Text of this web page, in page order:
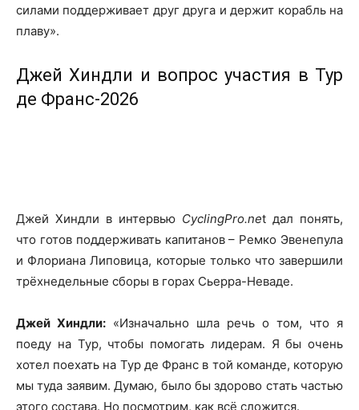
силами поддерживает друг друга и держит корабль на
плаву».
Джей Хиндли и вопрос участия в Тур
де Франс-2026
Джей Хиндли в интервью CyclingPro.net дал понять,
что готов поддерживать капитанов – Ремко Эвенепула
и Флориана Липовица, которые только что завершили
трёхнедельные сборы в горах Сьерра-Неваде.
Джей Хиндли: «Изначально шла речь о том, что я
поеду на Тур, чтобы помогать лидерам. Я бы очень
хотел поехать на Тур де Франс в той команде, которую
мы туда заявим. Думаю, было бы здорово стать частью
этого состава. Но посмотрим, как всё сложится.